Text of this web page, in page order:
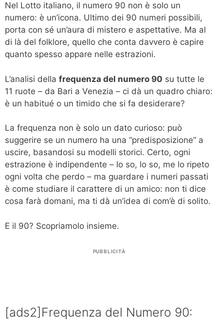
Nel Lotto italiano, il numero 90 non è solo un
numero: è un’icona. Ultimo dei 90 numeri possibili,
porta con sé un’aura di mistero e aspettative. Ma al
di là del folklore, quello che conta davvero è capire
quanto spesso appare nelle estrazioni.
L’analisi della frequenza del numero 90 su tutte le
11 ruote – da Bari a Venezia – ci dà un quadro chiaro:
è un habitué o un timido che si fa desiderare?
La frequenza non è solo un dato curioso: può
suggerire se un numero ha una “predisposizione” a
uscire, basandosi su modelli storici. Certo, ogni
estrazione è indipendente – lo so, lo so, me lo ripeto
ogni volta che perdo – ma guardare i numeri passati
è come studiare il carattere di un amico: non ti dice
cosa farà domani, ma ti dà un’idea di com’è di solito.
E il 90? Scopriamolo insieme.
PUBBLICITÀ
[ads2]Frequenza del Numero 90: